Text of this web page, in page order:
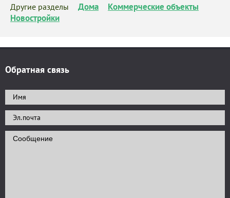
Другие разделы Дома
Коммерческие объекты
Новостройки
Обратная связь